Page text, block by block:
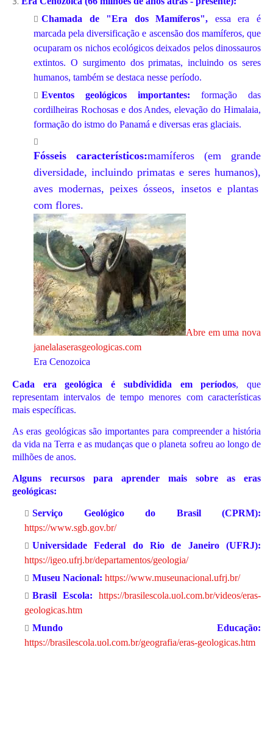
Chamada de "Era dos Mamíferos", essa era é
marcada pela diversificação e ascensão dos mamíferos, que
ocuparam os nichos ecológicos deixados pelos dinossauros
extintos. O surgimento dos primatas, incluindo os seres
humanos, também se destaca nesse período.
Eventos geológicos importantes: formação das
cordilheiras Rochosas e dos Andes, elevação do Himalaia,
formação do istmo do Panamá e diversas eras glaciais.
Fósseis característicos:mamíferos (em grande
diversidade, incluindo primatas e seres humanos),
aves modernas, peixes ósseos, insetos e plantas
com flores.
Abre em uma nova
janelalaserasgeologicas.com
Era Cenozoica
Cada era geológica é subdividida em períodos, que
representam intervalos de tempo menores com características
mais específicas.
As eras geológicas são importantes para compreender a história
da vida na Terra e as mudanças que o planeta sofreu ao longo de
milhões de anos.
Alguns recursos para aprender mais sobre as eras
geológicas:
Serviço Geológico do Brasil (CPRM):
https://www.sgb.gov.br/
Universidade Federal do Rio de Janeiro (UFRJ):
https://igeo.ufrj.br/departamentos/geologia/
Museu Nacional: https://www.museunacional.ufrj.br/
Brasil Escola:
https://brasilescola.uol.com.br/videos/eras-
geologicas.htm
Mundo Educação:
https://brasilescola.uol.com.br/geografia/eras-geologicas.htm